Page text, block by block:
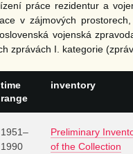
práce rezidentur a
v zájmových
vojenská
zprávách I. kategorie
time
range
inventory
1951–
1990
Preliminary
of the Collection